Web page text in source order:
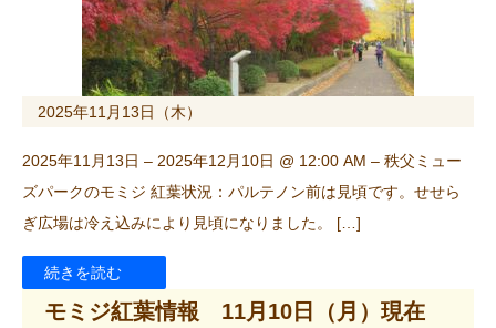
2025年11月13日（木）
2025年11月13日 – 2025年12月10日 @ 12:00 AM – 秩父ミュー
ズパークのモミジ 紅葉状況：パルテノン前は見頃です。せせら
ぎ広場は冷え込みにより見頃になりました。 […]
続きを読む
モミジ紅葉情報 11月10日（月）現在